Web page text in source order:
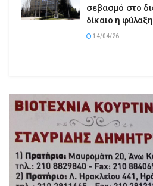
σεβασμό στο
δίκαιο η
14/04/26